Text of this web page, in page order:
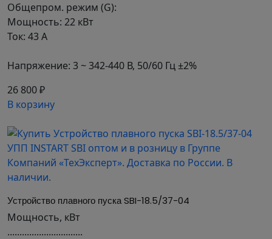
Общепром. режим (G):
Мощность: 22 кВт
Ток: 43 А
Напряжение: 3 ~ 342-440 В, 50/60 Гц ±2%
26 800 ₽
В корзину
Устройство плавного пуска SBI-18.5/37-04
Мощность, кВт
...............................